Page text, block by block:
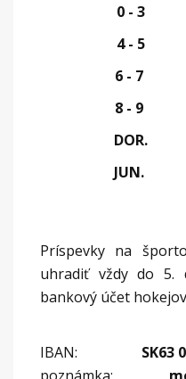
0 -
4 -
6 - 7
8 -
DOR.
-
JUN.
-
Príspevky na
uhradiť vždy do 5.
bankový účet
IBAN: SK63